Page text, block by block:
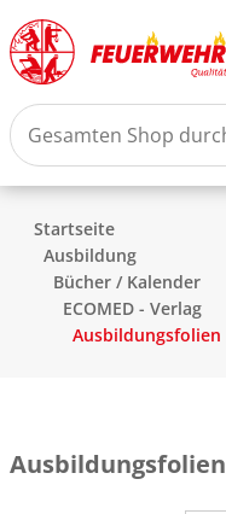
Startseite
Ausbildung
Bücher / Kalender
ECOMED - Verlag
Ausbildungsfolien
Ausbildungsfolien